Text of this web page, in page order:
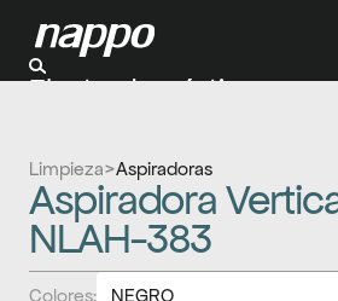
Limpieza>Aspiradoras
Aspiradora
NLAH-383
Colores:
NEGRO
Electrodomésticos
Limpieza
Herramientas
Climatizaación